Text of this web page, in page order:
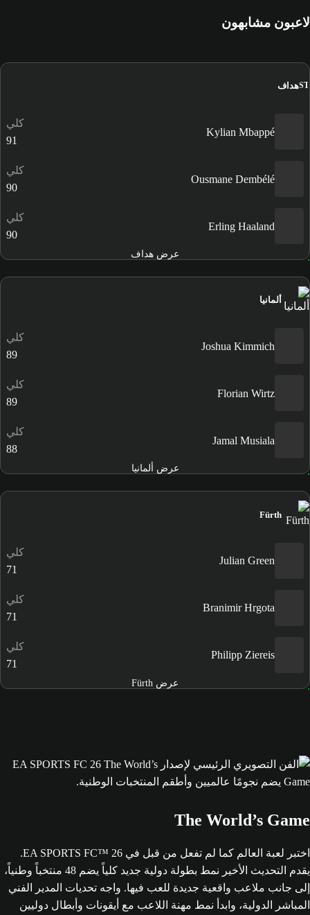
لاعبون مشابهون
STهداف
Kylian Mbappé
كلي
91
Ousmane Dembélé
كلي
90
Erling Haaland
كلي
90
عرض هداف
ألمانيا
Joshua Kimmich
كلي
89
Florian Wirtz
كلي
89
Jamal Musiala
كلي
88
عرض ألمانيا
Fürth
Julian Green
كلي
71
Branimir Hrgota
كلي
71
Philipp Ziereis
كلي
71
عرض Fürth
The World’s Game
اختبر لعبة العالم كما لم تفعل من قبل في EA SPORTS FC™ 26.
يقدم التحديث الأخير نمط بطولة دولية جديد كلياً يضم 48 منتخباً وطنياً،
إلى جانب ملاعب واقعية جديدة للعب فيها. واجه تحديات المدير الفني
المباشر الدولية، وابدأ نمط مهنة اللاعب مع أيقونات وأبطال دوليين